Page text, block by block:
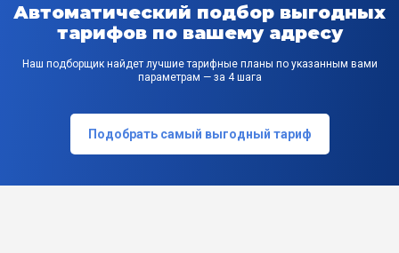
Автоматический подбор выгодных
тарифов по вашему адресу
Наш подборщик найдет лучшие тарифные планы по указанным вами
параметрам — за 4 шага
Подобрать самый выгодный тариф